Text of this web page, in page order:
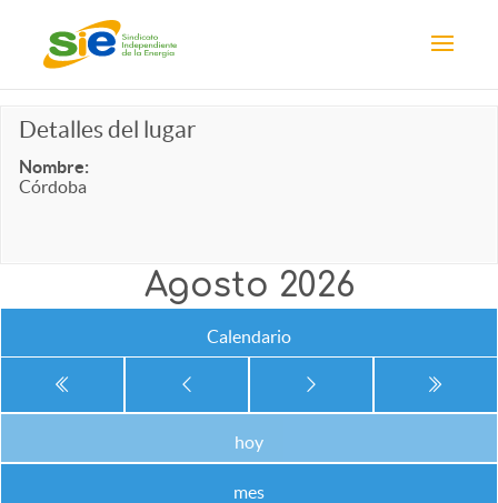
Detalles del lugar
Nombre:
Córdoba
Agosto 2026
Calendario
hoy
mes